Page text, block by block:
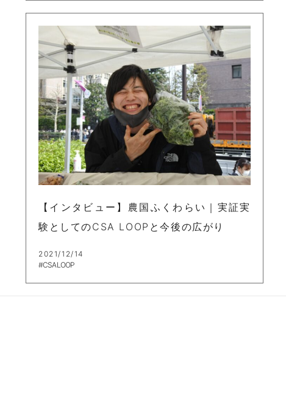
【インタビュー】農国ふくわらい｜実証実
験としてのCSA LOOPと今後の広がり
2021/12/14
#CSA LOOP